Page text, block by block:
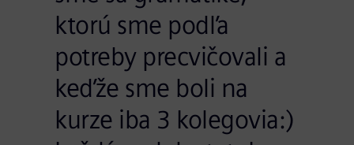
ktorú sme podľa
potreby precvičovali a
keďže sme boli na
kurze iba 3 kolegovia:)